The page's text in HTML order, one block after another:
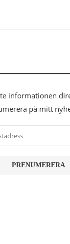
informationen
på mitt